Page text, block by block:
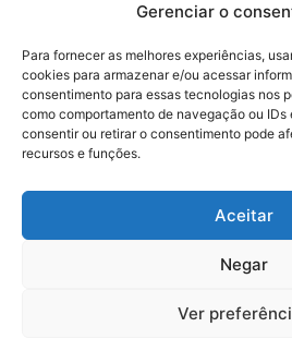
Gerenciar o
Para fornecer as melhores experiências,
cookies para armazenar e/ou acessar
consentimento para essas tecnologias nos
como comportamento de navegação ou
consentir ou retirar o consentimento pode
recursos e funções.
Aceitar
Negar
Ver
E-mail:
Telefone: (82) 9 9691-
Responsável Técnico:
Rua do Sau - Centro -
© 2022 - 2026 Alagoas Brasil
direitos
five